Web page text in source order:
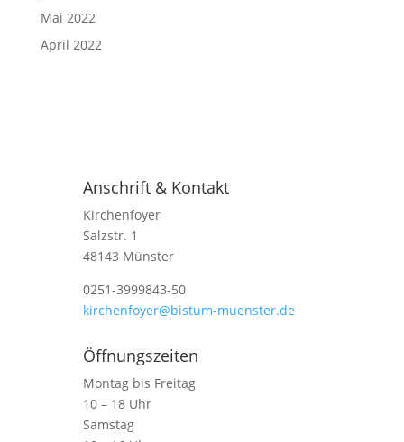
Mai 2022
April 2022
Anschrift & Kontakt
Kirchenfoyer
Salzstr. 1
48143 Münster
0251-3999843-50
kirchenfoyer@bistum-muenster.de
Öffnungszeiten
Montag bis Freitag
10 – 18 Uhr
Samstag